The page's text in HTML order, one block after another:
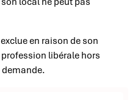
en raison de son
libérale hors
demande.